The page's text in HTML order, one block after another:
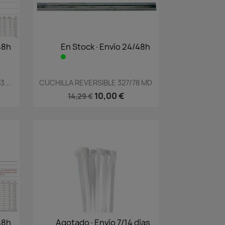
En Stock·Envío 24/48h
Vista rápida
CUCHILLA REVERSIBLE 327/78 MD
14,29 € 10,00 €
Agotado·Envío 7/14 días